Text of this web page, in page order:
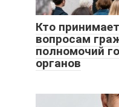
Кто
вопросам
полномочий
органов